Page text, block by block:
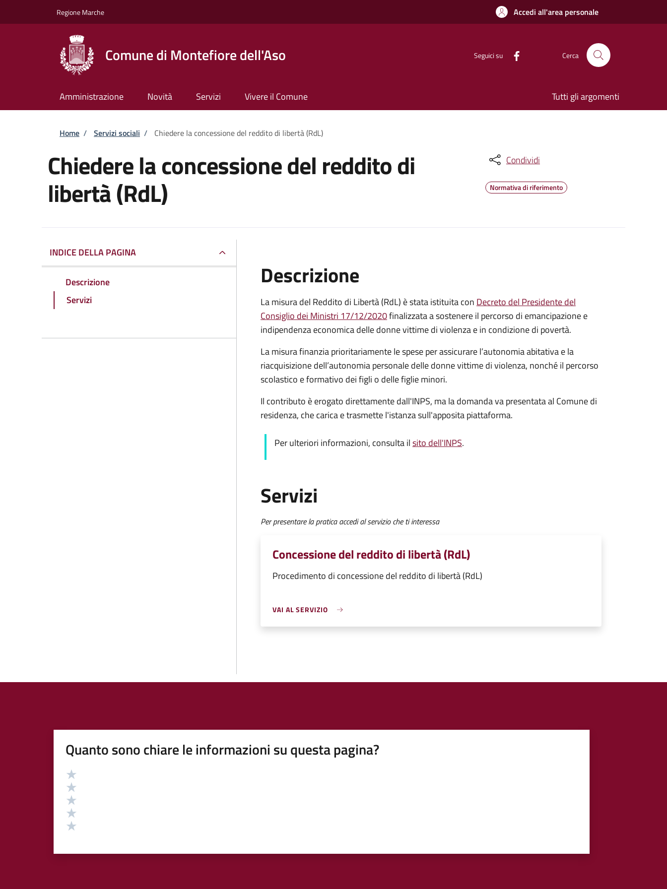
Regione Marche Accedi all'area personale
Comune di Montefiore dell'Aso Seguici su Cerca
Amministrazione Novità Servizi Vivere il Comune Tutti gli argomenti
Briciole di pane
Home / Servizi sociali / Chiedere la concessione del reddito di libertà (RdL)
Chiedere la concessione del reddito di
libertà (RdL)
Condividi
Normativa di riferimento
INDICE DELLA PAGINA
Descrizione
Servizi
Descrizione
La misura del Reddito di Libertà (RdL) è stata istituita con Decreto del Presidente del
Consiglio dei Ministri 17/12/2020finalizzata a sostenere il percorso di emancipazione e
indipendenza economica delle donne vittime di violenza e in condizione di povertà.
La misura finanzia prioritariamente le spese per assicurare l’autonomia abitativa e la
riacquisizione dell’autonomia personale delle donne vittime di violenza, nonché il percorso
scolastico e formativo dei figli o delle figlie minori.
Il contributo è erogato direttamente dall'INPS, ma la domanda va presentata al Comune di
residenza, che carica e trasmette l'istanza sull'apposita piattaforma.
Per ulteriori informazioni, consulta ilsito dell'INPS.
Servizi
Per presentare la pratica accedi al servizio che ti interessa
Concessione del reddito di libertà (RdL)
Procedimento di concessione del reddito di libertà (RdL)
VAI AL SERVIZIO
Quanto sono chiare le informazioni su questa pagina?
Valutazione